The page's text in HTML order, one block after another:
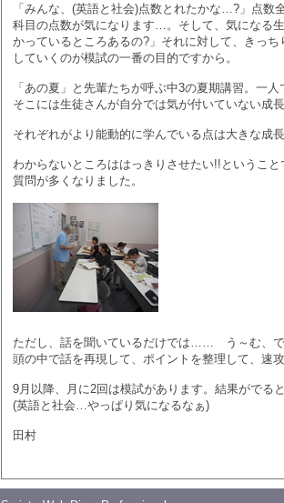
「みんな、(英語と社会)点数とれたかな…?」点数
科目の点数が気になります…。そして、気になる
かっているところあるの?」それに対して、きっ
していくのが模試の一番の目的ですから。
「あの夏」と先輩たちが呼ぶ中3の夏期講習。一
そこには生徒さんが自分では気が付いていない成長
それぞれがより能動的に学んでいる点は大きな成
わからないところははっきりさせたい!!ということ
質問が多くなりました。
ただし、話を聞いているだけでは…… う～む、で
頭の中で話を再現して、ポイントを整理して、速
9月以降、月に2回は模試があります。結果がでると
(英語と社会…やっぱり気になるなぁ)
田村